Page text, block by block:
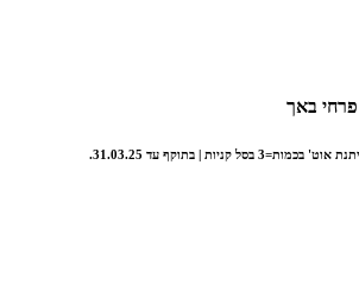
קניות | בתוקף עד 31.03.25.